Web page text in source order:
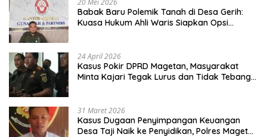
Babak Baru Polemik Tanah di Desa Gerih:
Kuasa Hukum Ahli Waris Siapkan Opsi
24 April 2026
Kasus Pokir DPRD Magetan, Masyarakat
Minta Kajari Tegak Lurus dan Tidak Tebang
31 Maret 2026
Kasus Dugaan Penyimpangan Keuangan
Desa Taji Naik ke Penyidikan, Polres Magetan